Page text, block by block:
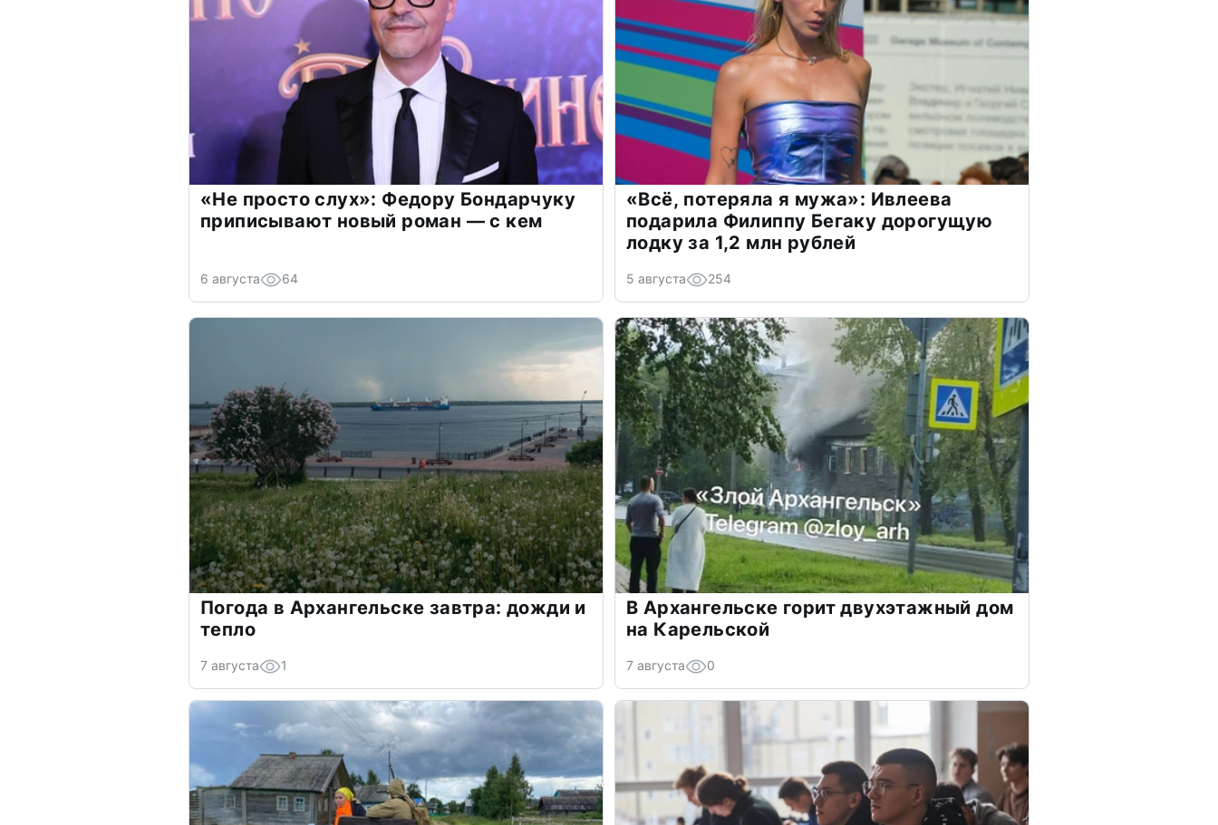
«Не просто слух»: Федору Бондарчуку
приписывают новый роман — с кем
6 августа 64
«Всё, потеряла я мужа»: Ивлеева
подарила Филиппу Бегаку дорогущую
лодку за 1,2 млн рублей
5 августа 254
Погода в Архангельске завтра: дожди и
тепло
7 августа 1
В Архангельске горит двухэтажный дом
на Карельской
7 августа 0